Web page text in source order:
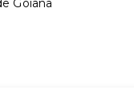
Goiana